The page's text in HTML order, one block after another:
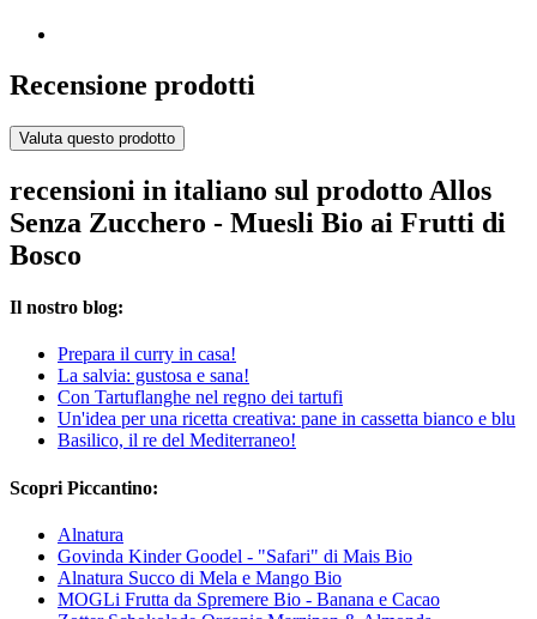
Recensione prodotti
Valuta questo prodotto
recensioni in italiano sul prodotto Allos
Senza Zucchero - Muesli Bio ai Frutti di
Bosco
Il nostro blog:
Prepara il curry in casa!
La salvia: gustosa e sana!
Con Tartuflanghe nel regno dei tartufi
Un'idea per una ricetta creativa: pane in cassetta bianco e blu
Basilico, il re del Mediterraneo!
Scopri Piccantino:
Alnatura
Govinda Kinder Goodel - "Safari" di Mais Bio
Alnatura Succo di Mela e Mango Bio
MOGLi Frutta da Spremere Bio - Banana e Cacao